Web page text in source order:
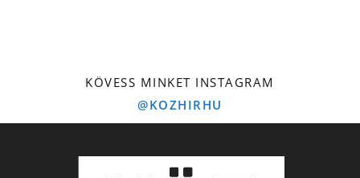
KÖVESS MINKET INSTAGRAM
@KOZHIRHU